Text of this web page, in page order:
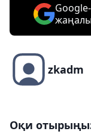
zkadm
Оқи